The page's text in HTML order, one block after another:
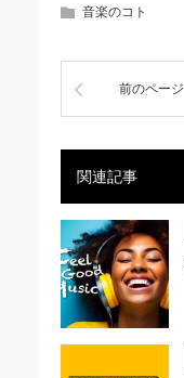
音楽のコト
前のページ
関連記事